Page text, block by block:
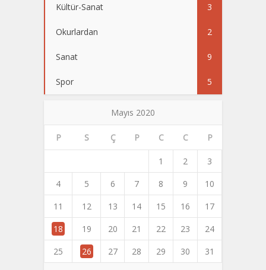
Kültür-Sanat 3
Okurlardan 2
Sanat 9
Spor 5
Mayıs 2020
P S Ç P C C P
1 2
3
4
5 6 7 8 9
10
11
12 13 14 15 16
17
18
19 20 21 22 23
24
25
26 27 28 29 30 31